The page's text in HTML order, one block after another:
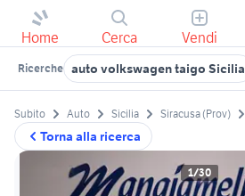
Home Cerca Vendi
Ricerche auto volkswagen taigo Sicilia
Torna alla ricerca
Subito Auto Sicilia Siracusa (Prov)
1/30